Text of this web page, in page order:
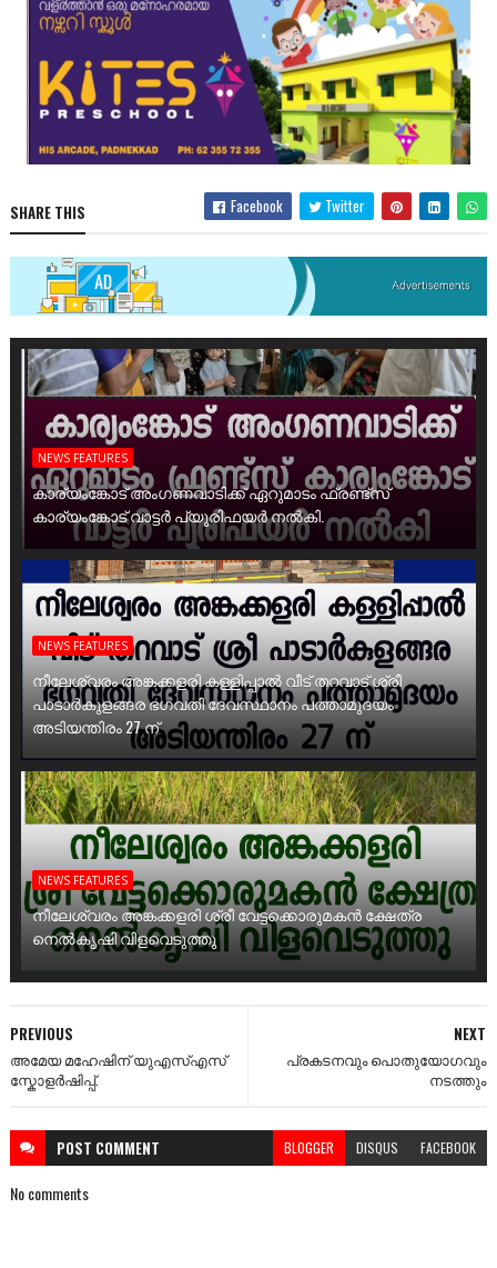
SHARE THIS Facebook Twitter
NEWS FEATURES
കാര്യംങ്കോട് അംഗണവാടിക്ക് ഏറുമാടം ഫ്രണ്ട്സ്
കാര്യംങ്കോട് വാട്ടർ പ്യൂരിഫയർ നൽകി.
NEWS FEATURES
നീലേശ്വരം അങ്കക്കളരി കള്ളിപ്പാൽ വീട് തറവാട് ശ്രീ
പാടാർകുളങ്ങര ഭഗവതി ദേവസ്ഥാനം പത്താമുദയം
അടിയന്തിരം 27 ന്
NEWS FEATURES
നീലേശ്വരം അങ്കക്കളരി ശ്രീ വേട്ടക്കൊരുമകൻ ക്ഷേത്ര
നെൽകൃഷി വിളവെടുത്തു
NEXT
പ്രകടനവും പൊതുയോഗവും
നടത്തും
PREVIOUS
അമേയ മഹേഷിന് യുഎസ്എസ്
സ്കോളർഷിപ്പ്.
POST COMMENT BLOGGER DISQUS FACEBOOK
No comments